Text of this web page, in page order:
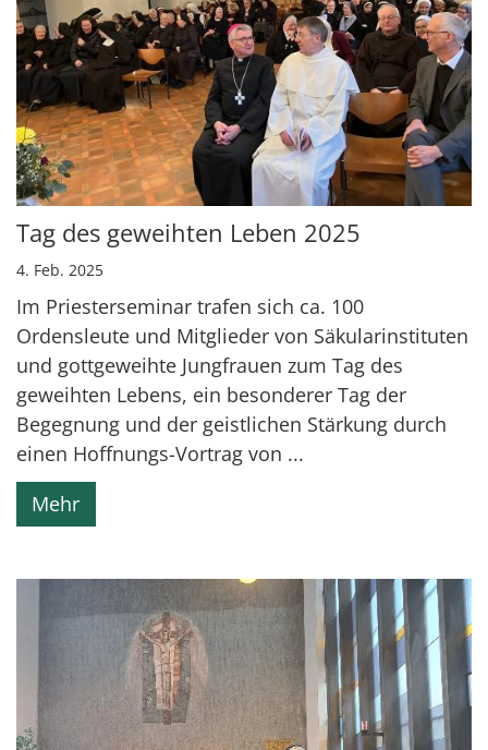
Tag des geweihten Leben 2025
4. Feb. 2025
Im Priesterseminar trafen sich ca. 100
Ordensleute und Mitglieder von Säkularinstituten
und gottgeweihte Jungfrauen zum Tag des
geweihten Lebens, ein besonderer Tag der
Begegnung und der geistlichen Stärkung durch
einen Hoffnungs-Vortrag von ...
Mehr